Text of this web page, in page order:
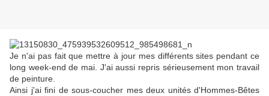
Je n'ai pas fait que mettre à jour mes différents sites pendant ce
long week-end de mai. J'ai aussi repris sérieusement mon travail
de peinture.
Ainsi j'ai fini de sous-coucher mes deux unités d'Hommes-Bêtes